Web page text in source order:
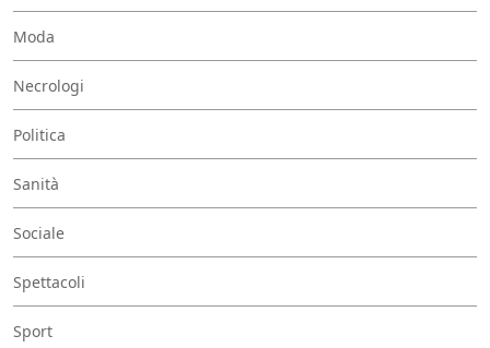
Moda
Necrologi
Politica
Sanità
Sociale
Spettacoli
Sport